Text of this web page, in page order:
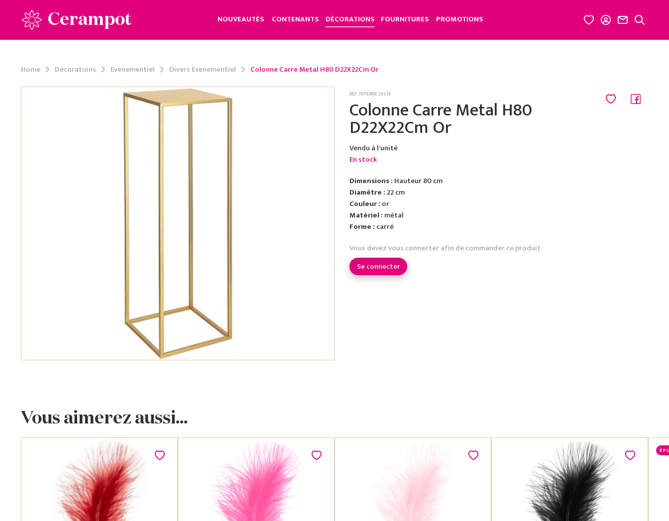
Cerampot NOUVEAUTÉS CONTENANTS DÉCORATIONS FOURNITURES PROMOTIONS
Home Décorations Evenementiel Divers Evenementiel Colonne Carre Metal H80 D22X22Cm Or
RÉF. INTERNE 36516
Colonne Carre Metal H80
D22X22Cm Or
Vendu à l'unité
En stock
Dimensions : Hauteur 80 cm
Diamètre : 22 cm
Couleur : or
Matériel : métal
Forme : carré
Vous devez vous connecter afin de commander ce produit
Se connecter
Vous aimerez aussi...